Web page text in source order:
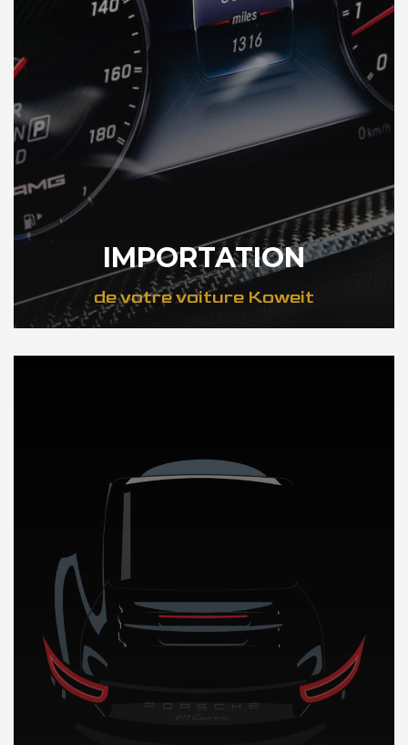
IMPORTATION
de votre voiture Koweit
DÉCOUVREZ NOTRE IMPORTATION AUTO au Koweit